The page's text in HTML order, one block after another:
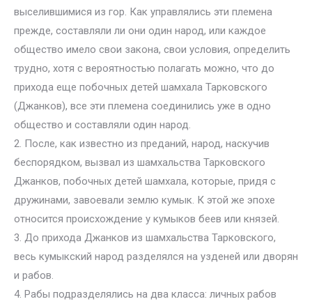
выселившимися из гор. Как управлялись эти племена
прежде, составляли ли они один народ, или каждое
общество имело свои закона, свои условия, определить
трудно, хотя с вероятностью полагать можно, что до
прихода еще побочных детей шамхала Тарковского
(Джанков), все эти племена соединились уже в одно
общество и составляли один народ.
2. После, как известно из преданий, народ, наскучив
беспорядком, вызвал из шамхальства Тарковского
Джанков, побочных детей шамхала, которые, придя с
дружинами, завоевали землю кумык. К этой же эпохе
относится происхождение у кумыков беев или князей.
3. До прихода Джанков из шамхальства Тарковского,
весь кумыкский народ разделялся на узденей или дворян
и рабов.
4. Рабы подразделялись на два класса: личных рабов